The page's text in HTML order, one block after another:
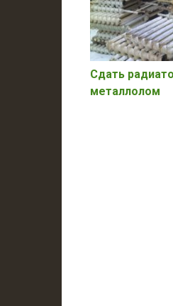
Сдать
металлолом